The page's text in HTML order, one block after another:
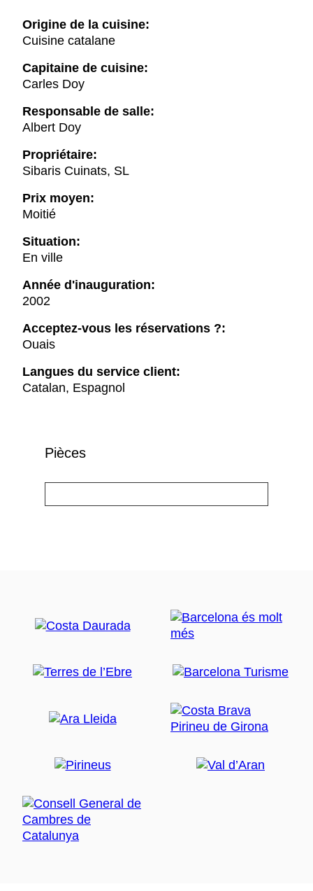
Origine de la cuisine:
Cuisine catalane
Capitaine de cuisine:
Carles Doy
Responsable de salle:
Albert Doy
Propriétaire:
Sibaris Cuinats, SL
Prix moyen:
Moitié
Situation:
En ville
Année d'inauguration:
2002
Acceptez-vous les réservations ?:
Ouais
Langues du service client:
Catalan, Espagnol
Pièces